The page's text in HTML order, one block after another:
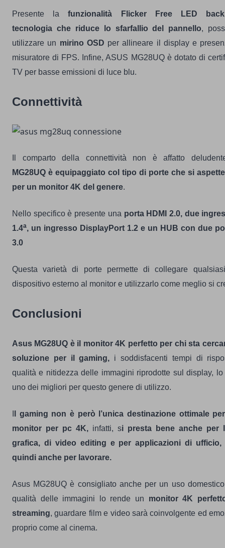
Presente lafunzionalità Flicker Free LED
tecnologia che riduce lo sfarfallio del pannello,
utilizzare un mirino OSD per allineare il display e
misuratore di FPS. Infine, ASUS MG28UQ è dotato di
TV per basse emissioni di luce blu.
Connettività
Il comparto della connettività non è affatto
MG28UQ è equipaggiato col tipo di porte che si
per un monitor 4K del genere.
Nello specifico è presente una porta HDMI 2.0, due
1.4a, un ingresso DisplayPort 1.2 e un HUB con due
3.0
Questa varietà di porte permette di collegare
dispositivo esterno al monitor e utilizzarlo come meglio si
Conclusioni
Asus MG28UQ è il monitor 4K perfetto per chi sta
soluzione per il gaming, i soddisfacenti tempi di
qualità e nitidezza delle immagini riprodotte sul display, lo
uno dei migliori per questo genere di utilizzo.
l gaming non è però l’unica destinazione ottimale
monitor per pc 4K, infatti, si presta bene anche per
grafica, di video editing e per applicazioni di ufficio,
quindi anche per lavorare.
Asus MG28UQ è consigliato anche per un uso
qualità delle immagini lo rende un monitor 4K
streaming, guardare film e video sarà coinvolgente ed
proprio come al cinema.